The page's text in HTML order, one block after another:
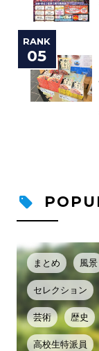
まとめ 風景
セレクション
芸術 歴史
高校生特派員